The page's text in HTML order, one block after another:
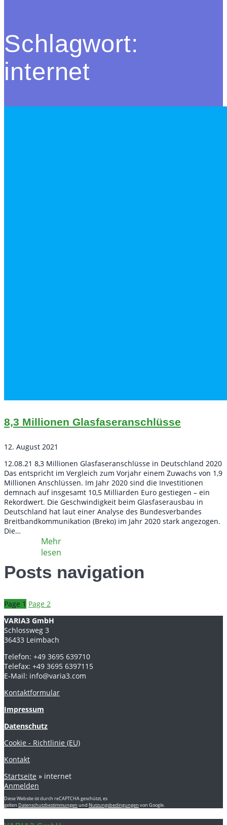
Schlagwort:
internet
8,3 Millionen Glasfaseranschlüsse
12. August 2021
12.08.21 8,3 Millionen Glasfaseranschlüsse in Deutschland 2020
Das entspricht im Vergleich zum Vorjahr einem Zuwachs von 1,9
Millionen Anschlüssen. Im Jahr 2020 sind die Investitionen
demnach auf insgesamt 10,5 Milliarden Euro gestiegen – ein
Rekordwert. Die Geschwindigkeit beim Glasfaserausbau in
Deutschland hat laut einer Analyse des Bundesverbandes
Breitbandkommunikation (Breko) im Jahr 2020 stark angezogen.
Die…
Posts navigation
Page 1 Page 2
VARIA3 GmbH
Schlossweg 3
36433 Leimbach
Telefon: +49 3695 639710
Telefax: +49 3695 6397115
E-Mail: info@varia3.com
Kontaktformular
Impressum
Datenschutz
Cookie - Richtlinie (EU)
Kontakt
Startseite » internet
Anmelden
Diese Website ist durch reCAPTCHA geschützt, es
gelten Datenschutzbestimmungen und Nutzungsbedingungen von Google.